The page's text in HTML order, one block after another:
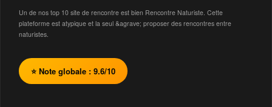
Un de nos top 10 site de rencontre est bien Rencontre Naturiste. Cette
plateforme est atypique et la seul &agrave; proposer des rencontres entre
naturistes.
⭐ Note globale : 9.6/10